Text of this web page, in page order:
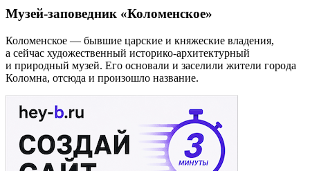
Музей-заповедник «Коломенское»
Коломенское — бывшие царские и княжеские владения,
а сейчас художественный историко-архитектурный
и природный музей. Его основали и заселили жители города
Коломна, отсюда и произошло название.